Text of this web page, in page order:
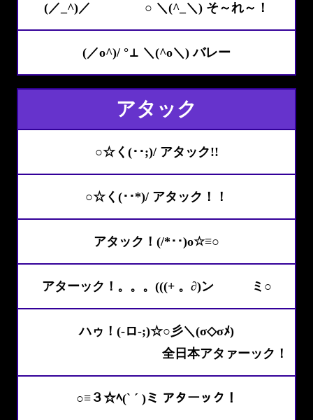
(／_^)／ ○ ＼(^_＼) そ～れ～！
(／o^)/ °⊥ ＼(^o＼) バレー
アタック
○☆く(･･;)/ アタック!!
○☆く(･･*)/ アタック！！
アタック！(/*･･)o☆≡○
アターック！。。。(((+ 。∂)ン ミ○
ハゥ！(-ロ-;)☆○彡＼(σ◇σﾒ)
全日本アタァーック！
○≡３☆ﾍ(` ´ )ミ アターック！